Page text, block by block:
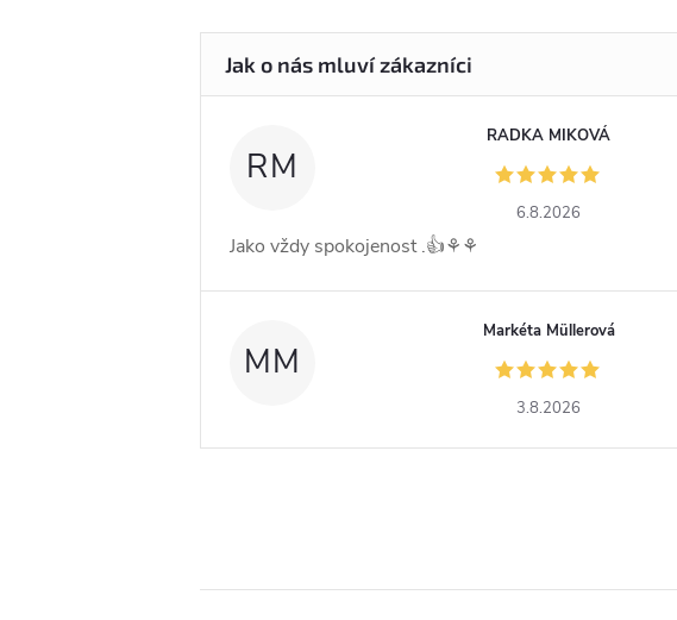
RM
RADKA MIKOVÁ
6.8.2026
Jako vždy spokojenost .👍⚘️⚘️
MM
Markéta Müllerová
3.8.2026